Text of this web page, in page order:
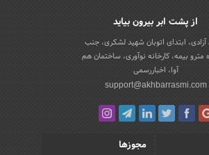
از پشت ابر بیرون بیاید
آزادی، ابتدای اتوبان شهید لشکری، جنب
مترو بیمه، کارخانه نوآوری، ساختمان هم
آوا، اخباررسمی
support@akhbarrasmi.com
مجوزها